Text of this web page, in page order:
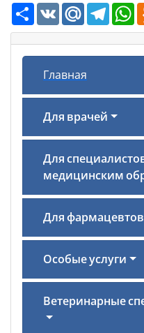
Ресурс
VK Mail.Ru
Главная
Для врачей
Для
медицинским
Для
Особые услуги
Ветеринарные